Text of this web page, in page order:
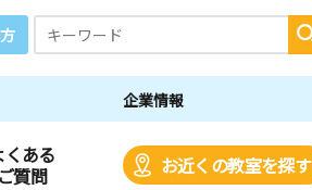
企業情報
くある
ご質問
お近くの教室を探す